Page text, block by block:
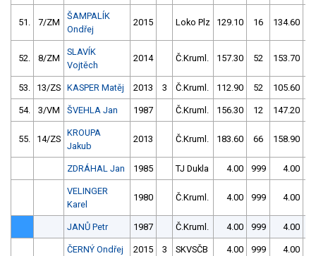
51. 7/ZM
ŠAMPALÍK
Ondřej
2015 Loko Plz 129.10 16 134.60
52. 8/ZM
SLAVÍK
Vojtěch
2014 Č.Kruml. 157.30 52 153.70
53. 13/ZS KASPER Matěj 2013 3 Č.Kruml. 112.90 52 105.60
54. 3/VM ŠVEHLA Jan 1987 Č.Kruml. 156.30 12 147.20
55. 14/ZS
KROUPA
Jakub
2013 Č.Kruml. 183.60 66 158.90
ZDRÁHAL Jan 1985 TJ Dukla 4.00 999 4.00
VELINGER
Karel
1980 Č.Kruml. 4.00 999 4.00
JANŮ Petr 1987 Č.Kruml. 4.00 999 4.00
ČERNÝ Ondřej 2015 3 SKVSČB 4.00 999 4.00